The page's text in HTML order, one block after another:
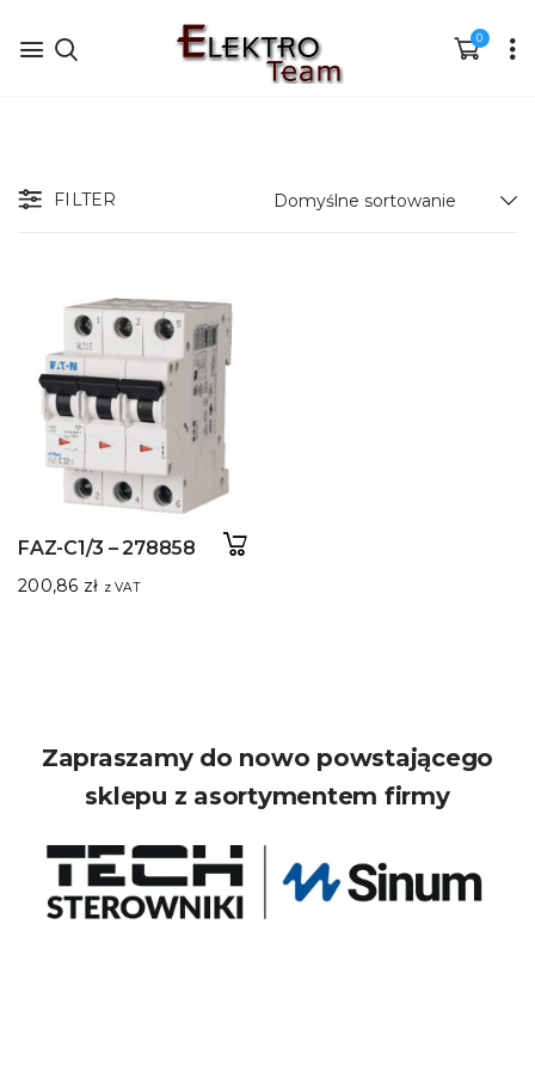
0
FILTER
FAZ-C1/3 – 278858
200,86 zł z VAT
Zapraszamy do nowo powstającego
sklepu z asortymentem firmy